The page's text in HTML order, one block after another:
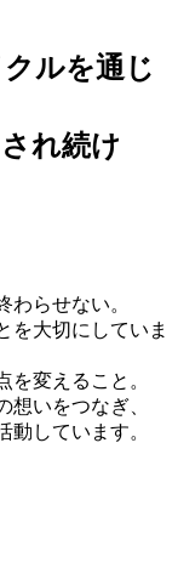
ルを通じ
れ続け
わらせない。
を大切にしていま
変えること。
いをつなぎ、
しています。